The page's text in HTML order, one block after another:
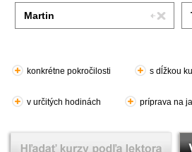
konkrétne pokročilosti s dĺžkou
v určitých hodinách príprava na